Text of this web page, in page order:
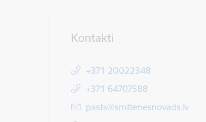
Kontakti
+371 20022348
+371 64707588
E-pasts:
pasts@smiltenesnovads.lv